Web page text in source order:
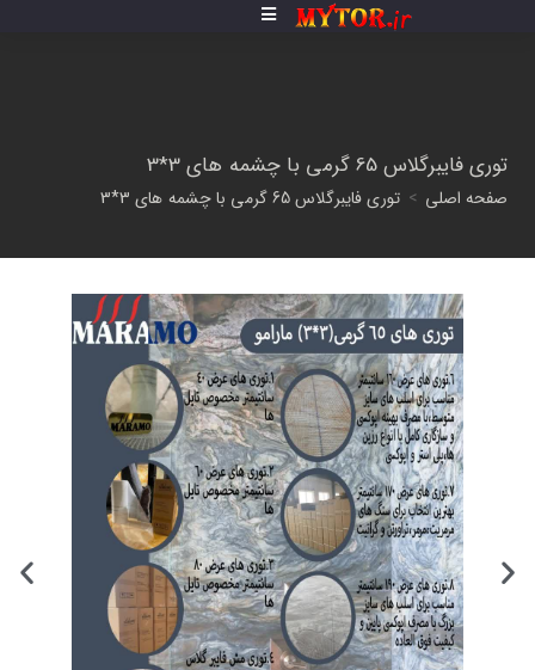
توری فایبرگلاس 65 گرمی با چشمه های 3*3
صفحه اصلی > توری فایبرگلاس 65 گرمی با چشمه های 3*3